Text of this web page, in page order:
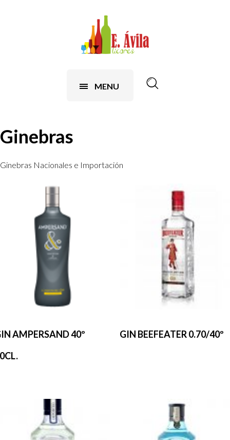
MENU
Ginebras
Ginebras Nacionales e Importación
AMPERSAND 40º
GIN BEEFEATER 0.70/40º